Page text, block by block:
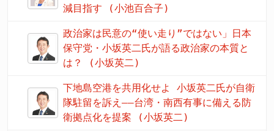
減目指す (小池百合子)
政治家は民意の“使い走り”ではない」日本
保守党・小坂英二氏が語る政治家の本質と
は？ (小坂英二)
下地島空港を共用化せよ 小坂英二氏が自衛
隊駐留を訴え――台湾・南西有事に備える防
衛拠点化を提案 (小坂英二)